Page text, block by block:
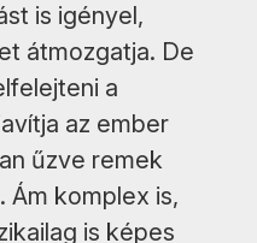
is igényel,
átmozgatja. De
a
az ember
űzve remek
komplex is,
is képes